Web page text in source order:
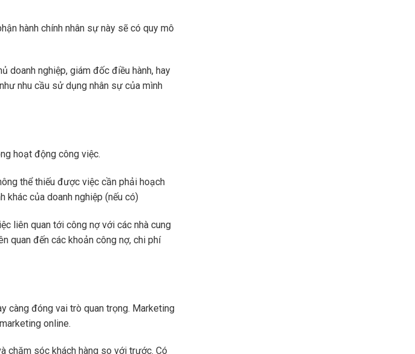
hành chính nhân sự này sẽ có quy mô
doanh nghiệp, giám đốc điều hành, hay
nhu cầu sử dụng nhân sự của mình
hoạt động công việc.
thể thiếu được việc cần phải hoạch
khác của doanh nghiệp (nếu có)
liên quan tới công nợ với các nhà cung
quan đến các khoản công nợ, chi phí
càng đóng vai trò quan trọng. Marketing
online.
chăm sóc khách hàng so với trước. Có